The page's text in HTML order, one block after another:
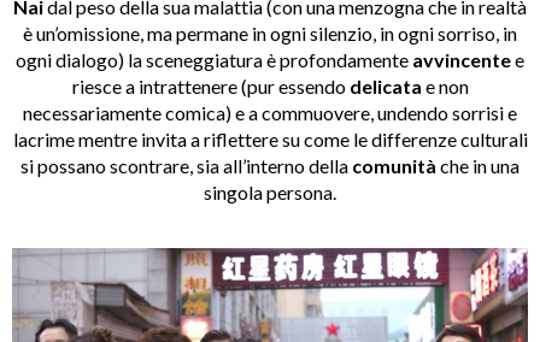
Naidal peso della sua malattia (con una menzogna che in realtà
è un’omissione, ma permane in ogni silenzio, in ogni sorriso, in
ogni dialogo) la sceneggiatura è profondamente avvincentee
riesce a intrattenere (pur essendo delicata e non
necessariamente comica) e a commuovere, undendo sorrisi e
lacrime mentre invita a riflettere su come le differenze culturali
si possano scontrare, sia all’interno della comunità che in una
singola persona.